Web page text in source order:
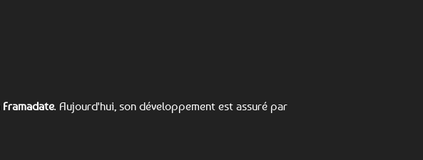
Framadate. Aujourd'hui, son développement est assuré par